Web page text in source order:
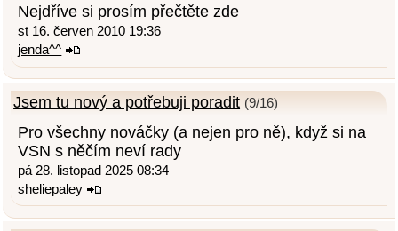
Nejdříve si prosím přečtěte zde
st 16. červen 2010 19:36
jenda^^
Jsem tu nový a potřebuji poradit (9/16)
Pro všechny nováčky (a nejen pro ně), když si na
VSN s něčím neví rady
pá 28. listopad 2025 08:34
sheliepaley